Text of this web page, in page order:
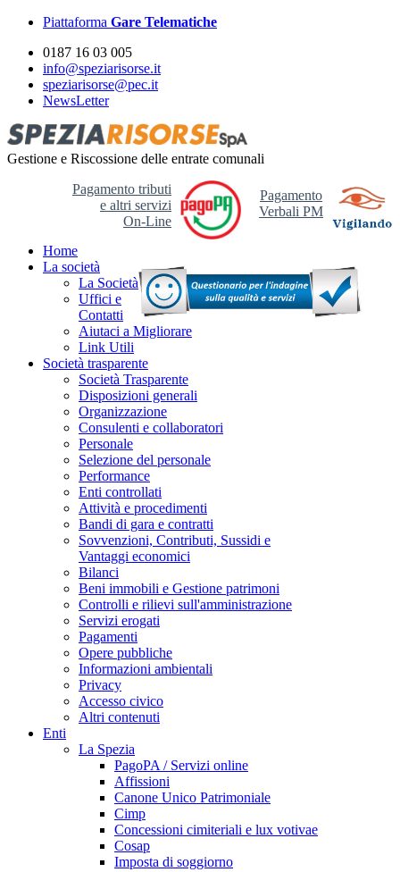
Piattaforma Gare Telematiche
0187 16 03 005
info@speziarisorse.it
speziarisorse@pec.it
NewsLetter
Gestione e Riscossione delle entrate comunali
Pagamento
Verbali PM
Pagamento tributi
e altri servizi
On-Line
Home
La società
La Società
Uffici e
Contatti
Aiutaci a Migliorare
Link Utili
Società trasparente
Società Trasparente
Disposizioni generali
Organizzazione
Consulenti e collaboratori
Personale
Selezione del personale
Performance
Enti controllati
Attività e procedimenti
Bandi di gara e contratti
Sovvenzioni, Contributi, Sussidi e
Vantaggi economici
Bilanci
Beni immobili e Gestione patrimoni
Controlli e rilievi sull'amministrazione
Servizi erogati
Pagamenti
Opere pubbliche
Informazioni ambientali
Privacy
Accesso civico
Altri contenuti
Enti
La Spezia
PagoPA / Servizi online
Affissioni
Canone Unico Patrimoniale
Cimp
Concessioni cimiteriali e lux votivae
Cosap
Imposta di soggiorno